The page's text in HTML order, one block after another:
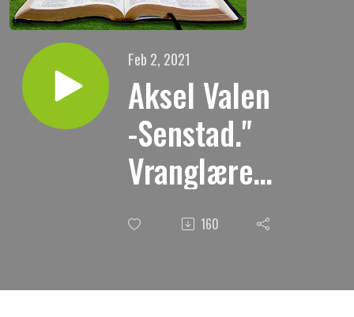
Feb 2, 2021
Aksel Valen
-Senstad."
Vranglæren,
en trussel
mot Guds
menighet."
160